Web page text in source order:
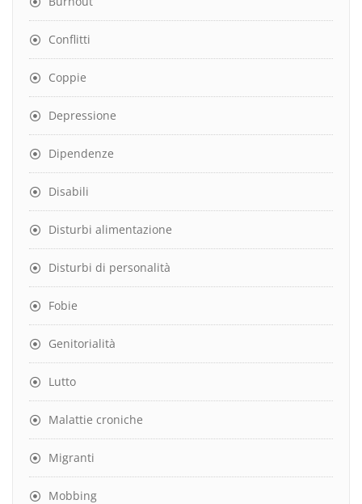
Conflitti
Coppie
Depressione
Dipendenze
Disabili
Disturbi alimentazione
Disturbi di personalità
Fobie
Genitorialità
Lutto
Malattie croniche
Migranti
Mobbing